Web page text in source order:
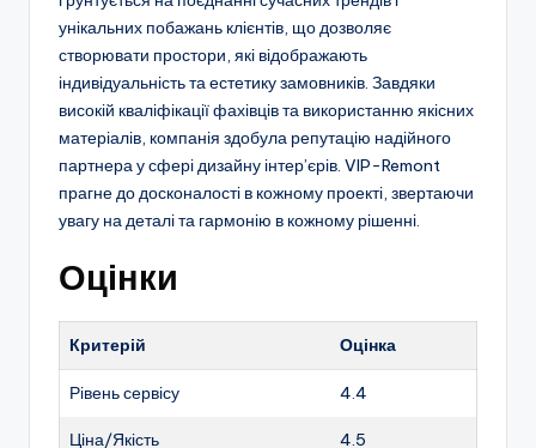
унікальних побажань клієнтів, що дозволяє
створювати простори, які відображають
індивідуальність та естетику замовників. Завдяки
високій кваліфікації фахівців та використанню якісних
матеріалів, компанія здобула репутацію надійного
партнера у сфері дизайну інтер’єрів. VIP-Remont
прагне до досконалості в кожному проекті, звертаючи
увагу на деталі та гармонію в кожному рішенні.
Оцінки
Критерій Оцінка
Рівень сервісу 4.4
Ціна/Якість 4.5